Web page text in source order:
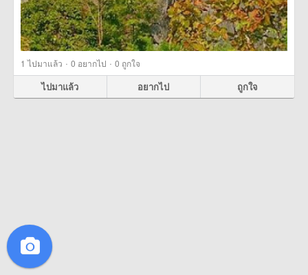
1 ไปมาแล้ว · 0 อยากไป · 0 ถูกใจ
ไปมาแล้ว อยากไป ถูกใจ